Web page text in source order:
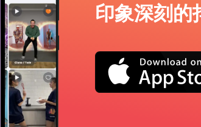
印象深刻的